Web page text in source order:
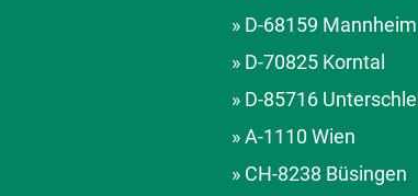
» D-68159 Mannheim
» D-70825 Korntal
» D-85716
» A-1110 Wien
» CH-8238 Büsingen